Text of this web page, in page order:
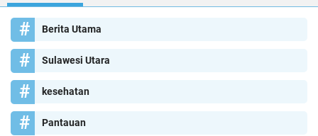
Berita Utama
Sulawesi Utara
kesehatan
Pantauan